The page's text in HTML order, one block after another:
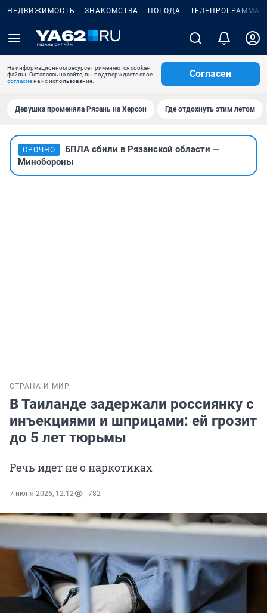
НЕДВИЖИМОСТЬ ЗНАКОМСТВА ПОГОДА ТЕЛЕПРОГРАММА
На информационном ресурсе применяются cookie-
файлы. Оставаясь на сайте, вы подтверждаете свое
согласиена их использование.
Согласен
Девушка променяла Рязань на Херсон Где отдохнуть этим летом
СРОЧНО
БПЛА сбили в Рязанской области —
Минобороны
СТРАНА И МИР
В Таиланде задержали россиянку с
инъекциями и шприцами: ей грозит
до 5 лет тюрьмы
Речь идет не о наркотиках
7 июня 2026, 12:12 782